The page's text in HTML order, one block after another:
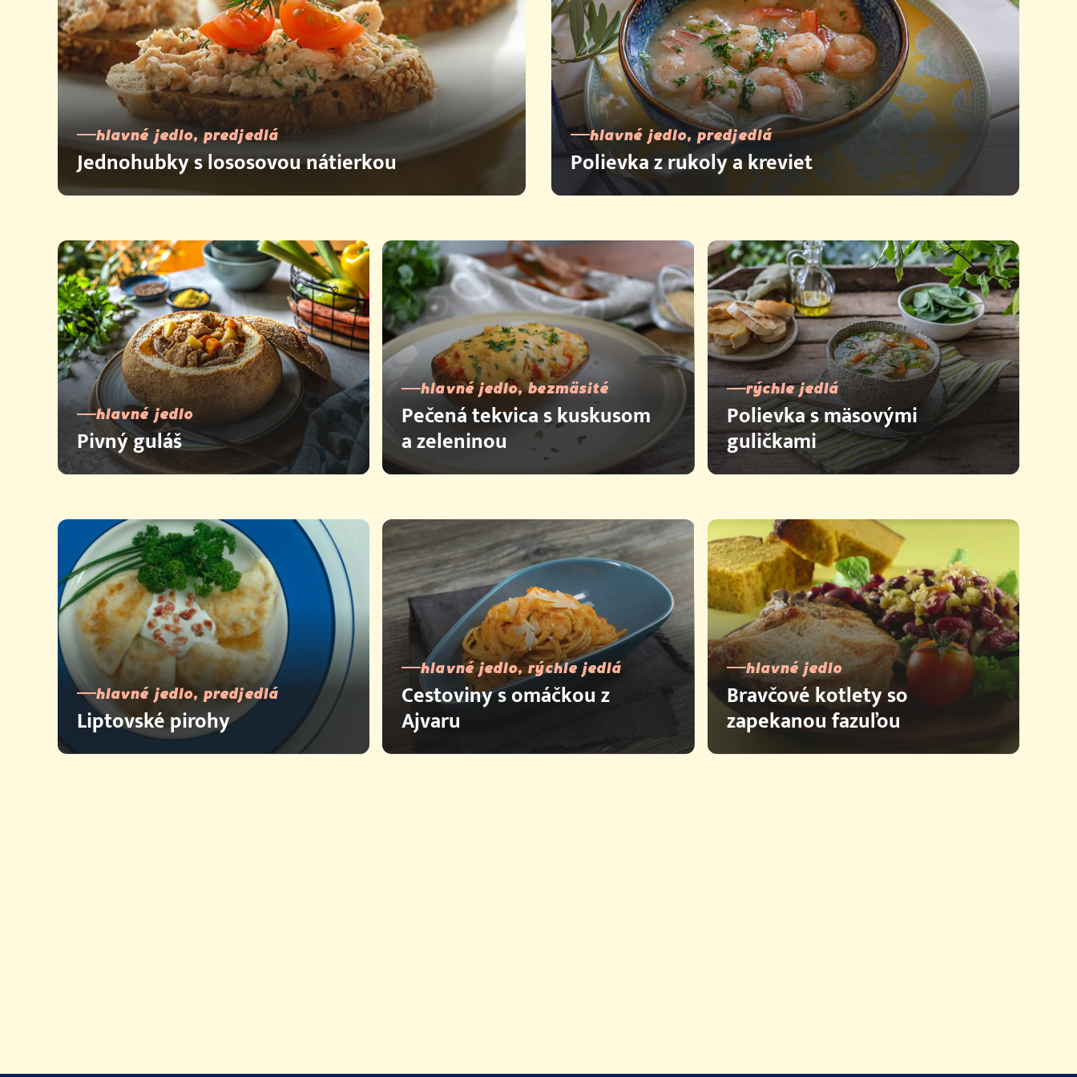
hlavné jedlo, predjedlá
Jednohubky s lososovou nátierkou
hlavné jedlo, predjedlá
Polievka z rukoly a kreviet
hlavné jedlo
Pivný guláš
hlavné jedlo, bezmäsité
Pečená tekvica s kuskusom
a zeleninou
rýchle jedlá
Polievka s mäsovými
guličkami
hlavné jedlo, predjedlá
Liptovské pirohy
hlavné jedlo, rýchle jedlá
Cestoviny s omáčkou z
Ajvaru
hlavné jedlo
Bravčové kotlety so
zapekanou fazuľou